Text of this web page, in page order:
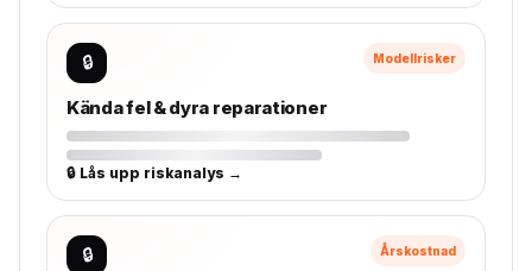
🔒 Modellrisker
Kända fel & dyra reparationer
🔒 Lås upp riskanalys →
🔒 Årskostnad